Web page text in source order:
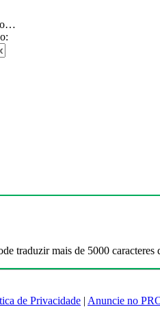
traduzir mais de 5000 caracteres
de Privacidade | Anuncie no